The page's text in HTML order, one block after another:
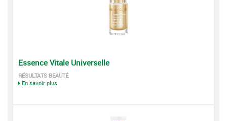
Essence Vitale Universelle
RÉSULTATS BEAUTÉ
En savoir plus